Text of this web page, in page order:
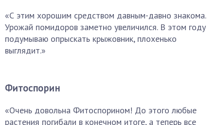
«С этим хорошим средством давным-давно знакома.
Урожай помидоров заметно увеличился. В этом году
подумываю опрыскать крыжовник, плохенько
выглядит.»
Фитоспорин
«Очень довольна Фитоспорином! До этого любые
растения погибали в конечном итоге, а теперь все